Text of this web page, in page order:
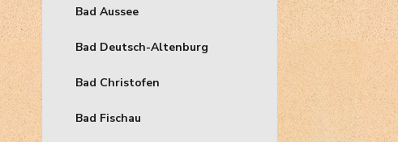
Bad Aussee
Bad Deutsch-Altenburg
Bad Christofen
Bad Fischau